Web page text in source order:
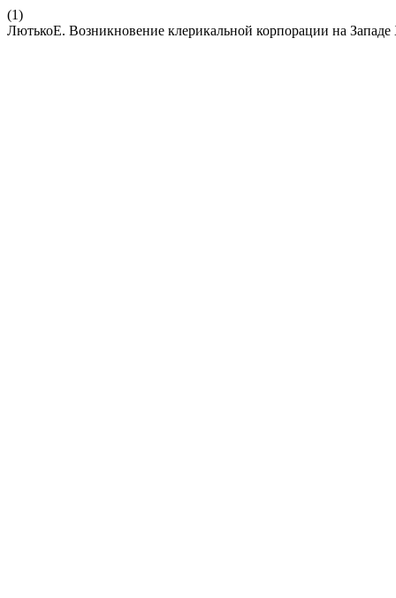
(1)
ЛютькоЕ. Возникновение клерикальной корпорации на